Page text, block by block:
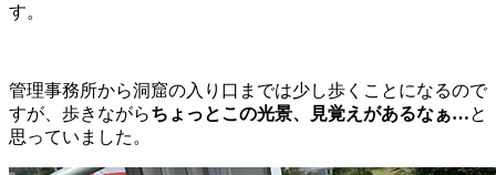
す。
管理事務所から洞窟の入り口までは少し歩くことになるので
すが、歩きながらちょっとこの光景、見覚えがあるなぁ…と
思っていました。